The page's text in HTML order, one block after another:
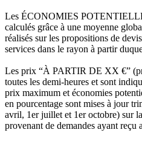
Les ÉCONOMIES
calculés grâce à une moyenne
réalisés sur les propositions de
services dans le rayon à partir
Les prix “À PARTIR DE XX €”
toutes les demi-heures et sont
prix maximum et économies
en pourcentage sont mises à jour
avril, 1er juillet et 1er octobre) sur
provenant de demandes ayant reçu